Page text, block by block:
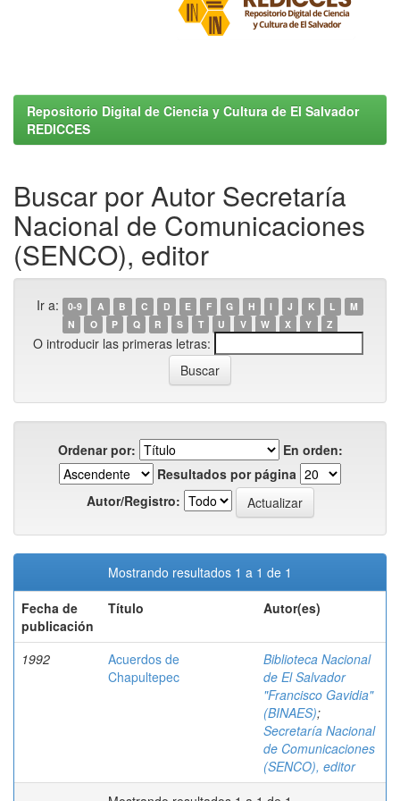
Repositorio Digital de Ciencia y Cultura de El Salvador
REDICCES
Buscar por Autor Secretaría
Nacional de Comunicaciones
(SENCO), editor
Ir a: 0-9 A B C D E F G H I J K L
M
N
O P Q R S T U V W X Y Z
O introducir las primeras letras:
Ordenar por:
En orden:
Resultados por página
Autor/Registro:
Mostrando resultados 1 a 1 de 1
Fecha de
publicación
Título Autor(es)
1992
Acuerdos de
Chapultepec
Biblioteca Nacional
de El Salvador
"Francisco Gavidia"
(BINAES);
Secretaría Nacional
de Comunicaciones
(SENCO), editor